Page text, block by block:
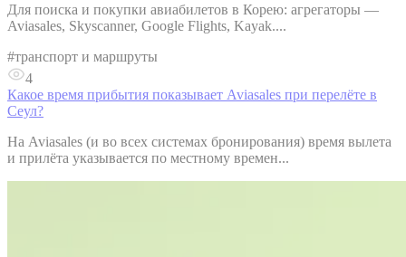
Для поиска и покупки авиабилетов в Корею: агрегаторы —
Aviasales, Skyscanner, Google Flights, Kayak....
#транспорт и маршруты
4
Какое время прибытия показывает Aviasales при перелёте в
Сеул?
На Aviasales (и во всех системах бронирования) время вылета
и прилёта указывается по местному времен...